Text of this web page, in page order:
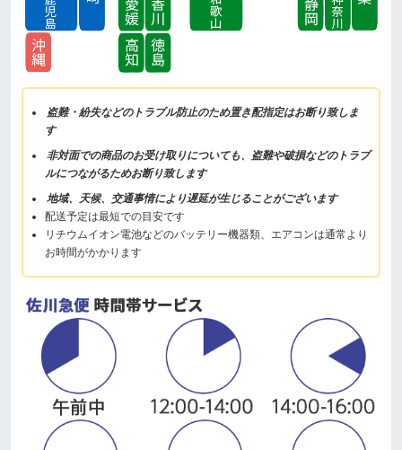
盗難・紛失などのトラブル防止のため置き配指定はお断り致しま
す
非対面での商品のお受け取りについても、盗難や破損などのトラブ
ルにつながるためお断り致します
地域、天候、交通事情により遅延が生じることがございます
配送予定は最短での目安です
リチウムイオン電池などのバッテリー機器類、エアコンは通常より
お時間がかかります